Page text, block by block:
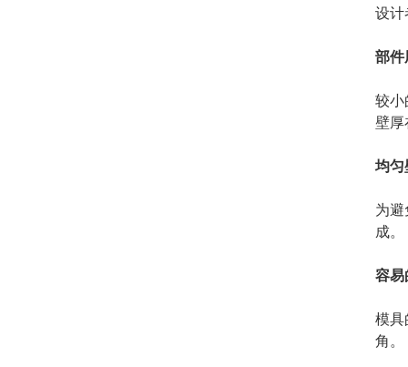
设计
部件
较小
壁厚
均匀
为
成。
容易
模具
角。